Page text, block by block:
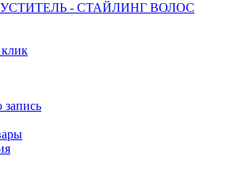
- СТАЙЛИНГ ВОЛОС
запись